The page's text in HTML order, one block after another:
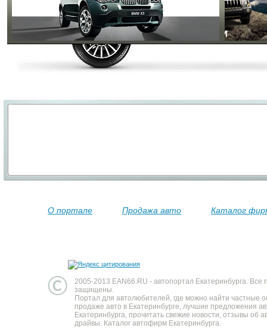
О портале Продажа авто Каталог
2005-2013 EAN66.RU - автопортал Екатеринбурга. Все
защищены.
Портал для автолюбителей, где можно найти частные
продаже авто в Екатеринбурге, лучшие предложения
Екатеринбурга, прочитать свежие новости, отзывы об
драйвы. Каталог автофирм Екатеринбурга.